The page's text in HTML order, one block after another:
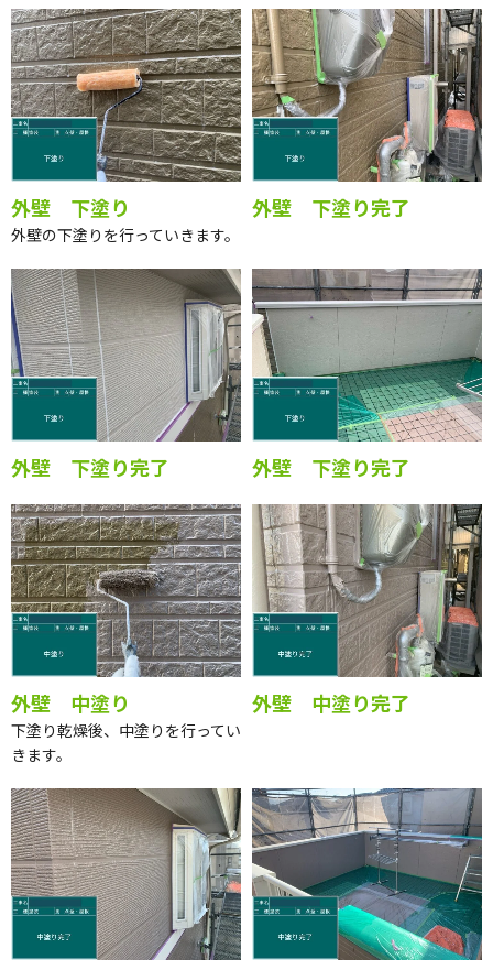
外壁 下塗り
外壁の下塗りを行っていきます。
外壁 下塗り完了
外壁 下塗り完了 外壁 下塗り完了
外壁 中塗り
下塗り乾燥後、中塗りを行ってい
きます。
外壁 中塗り完了